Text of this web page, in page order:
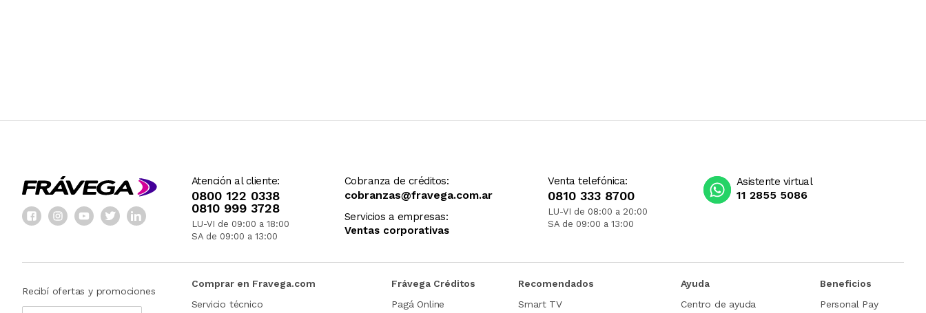
Atención al cliente:
0800 122 0338
0810 999 3728
LU-VI de 09:00 a 18:00
SA de 09:00 a 13:00
Cobranza de créditos:
cobranzas@fravega.com.ar
Servicios a empresas:
Ventas corporativas
Venta telefónica:
0810 333 8700
LU-VI de 08:00 a 20:00
SA de 09:00 a 13:00
Asistente virtual
11 2855 5086
Recibí ofertas y promociones
Comprar en Fravega.com
Servicio técnico
Frávega Créditos
Pagá Online
Recomendados
Smart TV
Ayuda
Centro de ayuda
Beneficios
Personal Pay